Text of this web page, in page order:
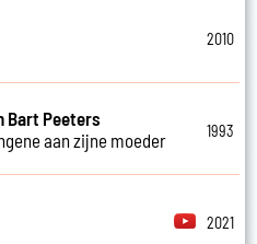
2010
Bart Peeters
aan zijne moeder
1993
2021